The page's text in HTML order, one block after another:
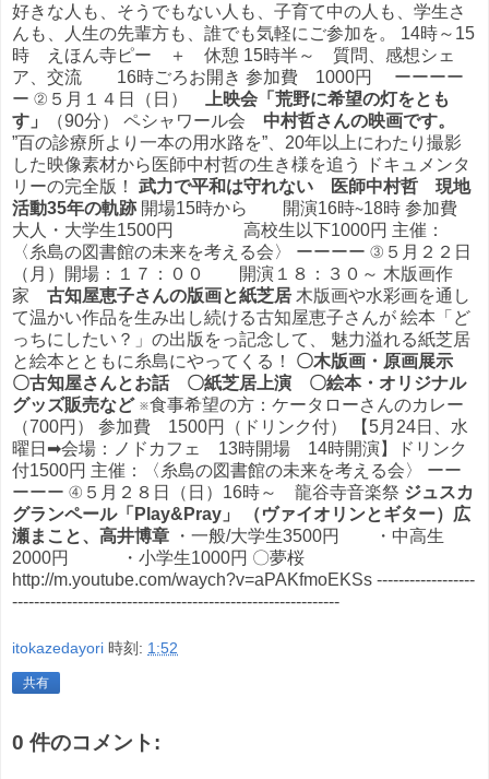
好きな人も、そうでもない人も、子育て中の人も、学生さ
んも、人生の先輩方も、誰でも気軽にご参加を。 14時～15
時 えほん寺ピー ＋ 休憩 15時半～ 質問、感想シェ
ア、交流 16時ごろお開き 参加費 1000円 ーーーー
ー ②５月１４日（日）
上映会「荒野に希望の灯をとも
す」
（90分） ペシャワール会 中村哲さんの映画です。
”百の診療所より一本の用水路を”、20年以上にわたり撮影
した映像素材から医師中村哲の生き様を追う ドキュメンタ
リーの完全版！ 武力で平和は守れない 医師中村哲 現地
活動35年の軌跡開場15時から 開演16時∼18時 参加費
大人・大学生1500円 高校生以下1000円 主催：
〈糸島の図書館の未来を考える会〉 ーーーー ③５月２２日
（月）開場：１７：００ 開演１８：３０～ 木版画作
家 古知屋恵子さんの版画と紙芝居 木版画や水彩画を通し
て温かい作品を生み出し続ける古知屋恵子さんが 絵本「ど
っちにしたい？」の出版をっ記念して、 魅力溢れる紙芝居
と絵本とともに糸島にやってくる！ 〇木版画・原画展示
〇古知屋さんとお話 〇紙芝居上演 〇絵本・オリジナル
グッズ販売など※食事希望の方：ケータローさんのカレー
（700円） 参加費 1500円（ドリンク付） 【5月24日、水
曜日➡会場：ノドカフェ 13時開場 14時開演】ドリンク
付1500円 主催：〈糸島の図書館の未来を考える会〉 ーー
ーーー ④５月２８日（日）16時～ 龍谷寺音楽祭 ジュスカ
グランペール「Play&Pray」
（ヴァイオリンとギター）広
瀬まこと、高井博章 ・一般/大学生3500円 ・中高生
2000円 ・小学生1000円 〇夢桜
http://m.youtube.com/waych?v=aPAKfmoEKSs ------------------
------------------------------------------------------------
itokazedayori 時刻: 1:52
共有
0 件のコメント: